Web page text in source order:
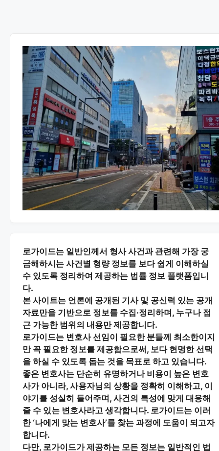
로가이드는 일반인께서 형사 사건과 관련해 가장 궁
금해하시는 사건별 형량 정보를 보다 쉽게 이해하실
수 있도록 정리하여 제공하는 법률 정보 플랫폼입니
다.
본 사이트는 언론에 공개된 기사 및 공신력 있는 공개
자료만을 기반으로 정보를 수집·정리하며, 누구나 접
근 가능한 범위의 내용만 제공합니다.
로가이드는 변호사 선임이 필요한 분들께 최소한이지
만 꼭 필요한 정보를 제공함으로써, 보다 현명한 선택
을 하실 수 있도록 돕는 것을 목표로 하고 있습니다.
좋은 변호사는 단순히 유명하거나 비용이 높은 변호
사가 아니라, 사용자님의 상황을 정확히 이해하고, 이
야기를 성실히 들어주며, 사건의 특성에 맞게 대응해
줄 수 있는 변호사라고 생각합니다. 로가이드는 이러
한 ‘나에게 맞는 변호사’를 찾는 과정에 도움이 되고자
합니다.
다만, 로가이드가 제공하는 모든 정보는 일반적인 법